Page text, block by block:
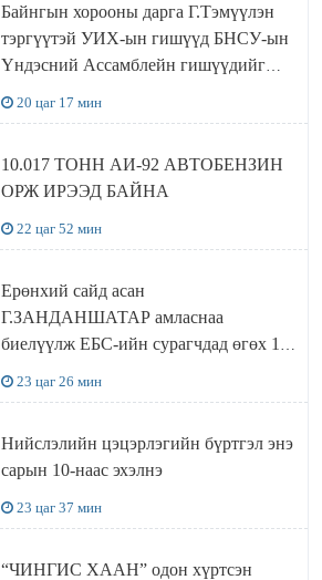
Байнгын хорооны дарга Г.Тэмүүлэн
тэргүүтэй УИХ-ын гишүүд БНСУ-ын
Үндэсний Ассамблейн гишүүдийг
20 цаг 17 мин
10.017 ТОНН АИ-92 АВТОБЕНЗИН
ОРЖ ИРЭЭД БАЙНА
22 цаг 52 мин
Ерөнхий сайд асан
Г.ЗАНДАНШАТАР амласнаа
биелүүлж ЕБС-ийн сурагчдад өгөх 10.
23 цаг 26 мин
Нийслэлийн цэцэрлэгийн бүртгэл энэ
сарын 10-наас эхэлнэ
23 цаг 37 мин
“ЧИНГИС ХААН” одон хүртсэн